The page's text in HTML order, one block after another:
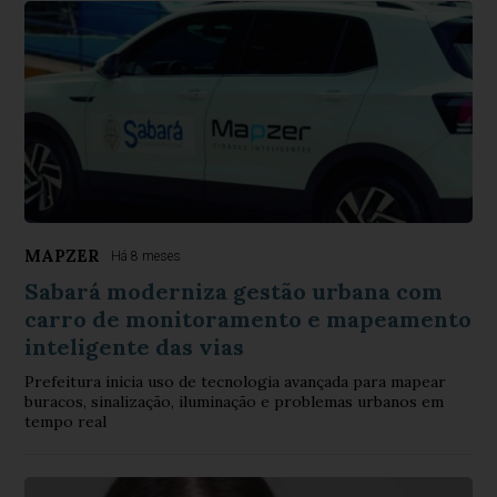
MAPZER Há 8 meses
Sabará moderniza gestão urbana com
carro de monitoramento e mapeamento
inteligente das vias
Prefeitura inicia uso de tecnologia avançada para mapear
buracos, sinalização, iluminação e problemas urbanos em
tempo real